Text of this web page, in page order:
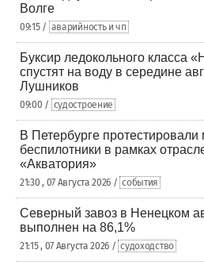
Волге
09:15 / аварийность и чп
Буксир ледокольного класса
спустят на воду в середине
Лушников
09:00 / судостроение
В Петербурге протестировали
беспилотники в рамках
«Акватория»
21:30 , 07 Августа 2026 / события
Северный завоз в Ненецком
выполнен на 86,1%
21:15 , 07 Августа 2026 / судоходство